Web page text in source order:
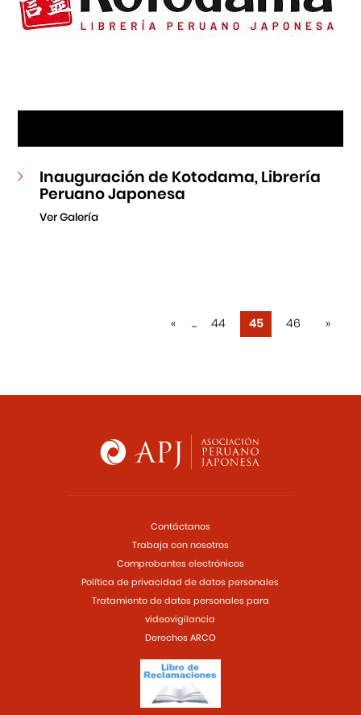
Inauguración de Kotodama, Librería
Peruano Japonesa
Ver Galería
« ... 44 45 46 »
Contáctanos
Trabaja con nosotros
Comprobantes electrónicos
Política de privacidad de datos personales
Tratamiento de datos personales para
videovigilancia
Derechos ARCO